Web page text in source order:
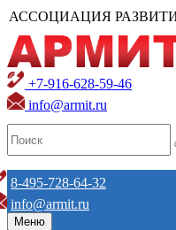
АССОЦИАЦИЯ
+7-916-628-59-46
info@armit.ru
8-495-728-64-32
info@armit.ru
Меню